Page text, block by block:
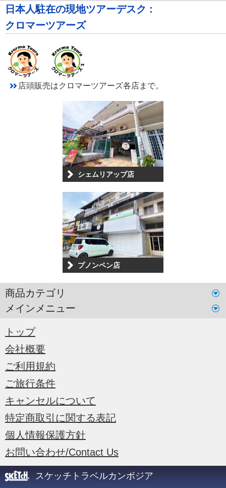
日本人駐在の現地ツアーデスク :
クロマーツアーズ
店頭販売はクロマーツアーズ各店まで。
シェムリアップ店
プノンペン店
商品カテゴリ
メインメニュー
トップ
会社概要
ご利用規約
ご旅行条件
キャンセルについて
特定商取引に関する表記
個人情報保護方針
お問い合わせ/Contact Us
スケッチトラベルカンボジア